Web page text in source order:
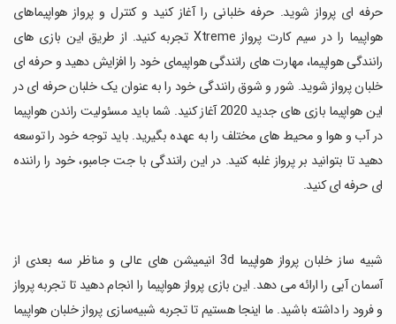
حرفه ای پرواز شوید. حرفه خلبانی را آغاز کنید و کنترل و پرواز هواپیماهای
هواپیما را در سیم کارت پرواز Xtreme تجربه کنید. از طریق این بازی های
رانندگی هواپیما، مهارت های رانندگی هواپیمای خود را افزایش دهید و حرفه ای
خلبان پرواز شوید. شور و شوق رانندگی خود را به عنوان یک خلبان حرفه ای در
این هواپیما بازی های جدید 2020 آغاز کنید. شما باید مسئولیت راندن هواپیما
در آب و هوا و محیط های مختلف را به عهده بگیرید. باید توجه خود را توسعه
دهید تا بتوانید بر پرواز غلبه کنید. در این رانندگی با جت جامبو، خود را راننده
ای حرفه ای کنید.
‏شبیه ساز خلبان پرواز هواپیما 3d انیمیشن های عالی و مناظر سه بعدی از
آسمان آبی را ارائه می دهد. این بازی پرواز هواپیما را انجام دهید تا تجربه پرواز
و فرود را داشته باشید. ما اینجا هستیم تا تجربه شبیه‌سازی پرواز خلبان هواپیما